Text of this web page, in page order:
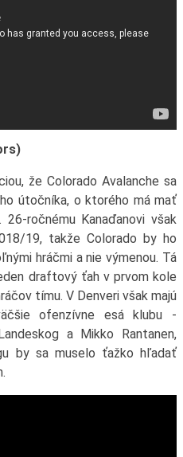
že Colorado Avalanche sa
útočníka, o ktorého má mať
ročnému Kanaďanovi však
19, takže Colorado by ho
hráčmi a nie výmenou. Tá
draftový ťah v prvom kole
tímu. V Denveri však majú
ofenzívne esá klubu -
a Mikko Rantanen,
by sa muselo ťažko hľadať